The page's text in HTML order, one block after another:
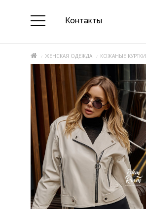
Контакты
ЖЕНСКАЯ ОДЕЖДА КОЖАНЫЕ КУРТКИ